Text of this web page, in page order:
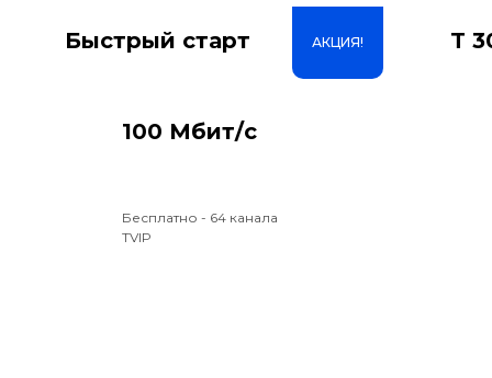
T
АКЦИЯ!
100 Мбит/с
Быстрый старт
Бесплатно - 64 канала
TVIP